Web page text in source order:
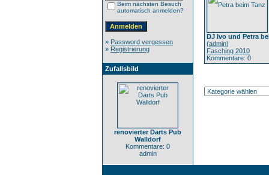
Beim nächsten Besuch
automatisch anmelden?
» Password vergessen
» Registrierung
Zufallsbild
renovierter Darts Pub
Walldorf
Kommentare: 0
admin
DJ Ivo und Petra
(admin)
Fasching 2010
Kommentare: 0